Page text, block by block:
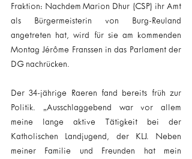
Fraktion: Nachdem Marion Dhur (CSP) ihr Amt
als Bürgermeisterin von Burg-Reuland
angetreten hat, wird für sie am kommenden
Montag Jérôme Franssen in das Parlament der
DG nachrücken.
Der 34-jährige Raeren fand bereits früh zur
Politik. „Ausschlaggebend war vor allem
meine lange aktive Tätigkeit bei der
Katholischen Landjugend, der KLJ. Neben
meiner Familie und Freunden hat mein